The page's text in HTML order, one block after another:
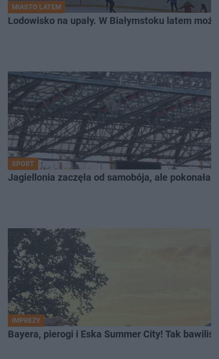
MIASTO LATEM
Lodowisko na upały. W Białymstoku latem
SPORT
Jagiellonia zaczęła od samobója, ale pokonała
IMPREZY
Bayera, pierogi i Eska Summer City! Tak